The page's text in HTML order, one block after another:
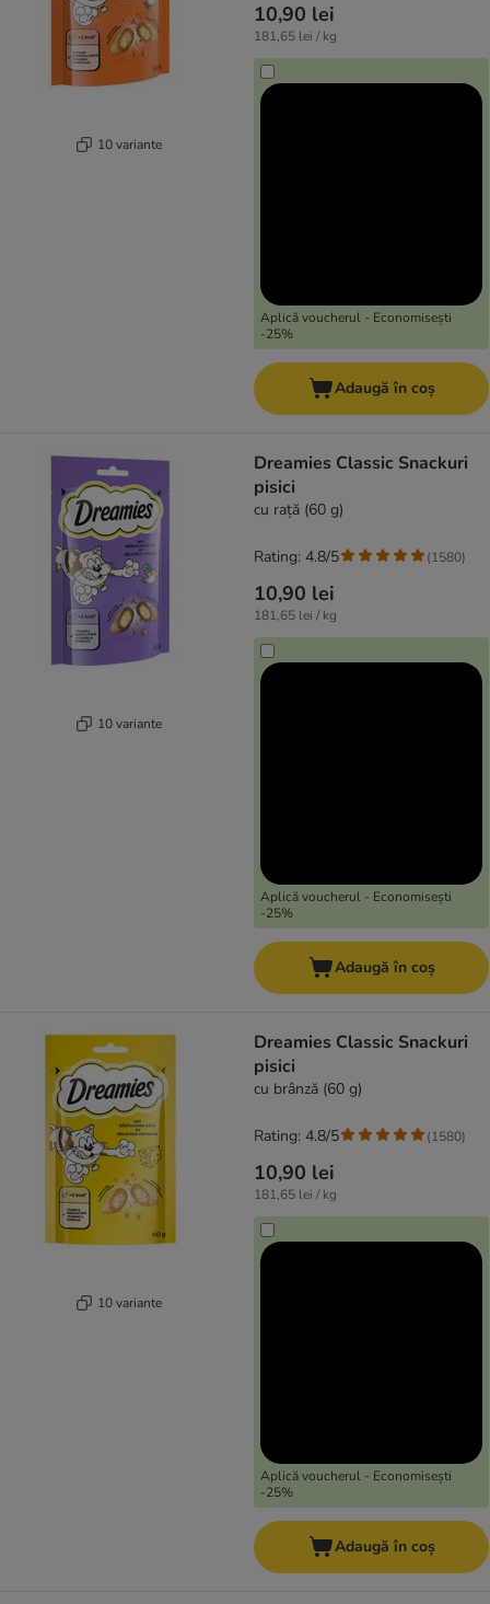
10 variante
10,90 lei
181,65 lei / kg
Aplică voucherul - Economisești
-25%
Adaugă în coș
10 variante
Dreamies Classic Snackuri
pisici
cu rață (60 g)
10,90 lei
181,65 lei / kg
Aplică voucherul - Economisești
-25%
Rating: 4.8/5 (1580)
Adaugă în coș
10 variante
Dreamies Classic Snackuri
pisici
cu brânză (60 g)
10,90 lei
181,65 lei / kg
Aplică voucherul - Economisești
-25%
Rating: 4.8/5 (1580)
Adaugă în coș